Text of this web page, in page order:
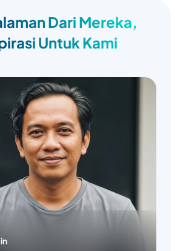
Dari Mereka,
Untuk Kami